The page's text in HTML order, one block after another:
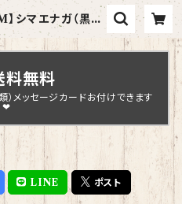
】シマエナガ（黒）
ゃぴあーと KYA
レゼント ギフト
Design
料無料
）メッセージカードお付けできます
❤
LINE ポスト